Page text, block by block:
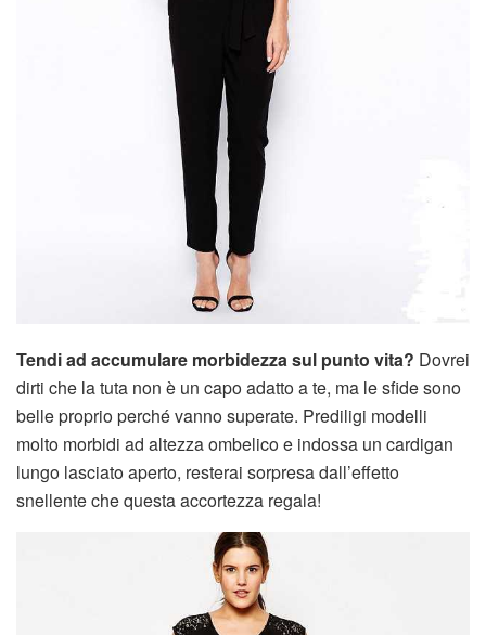
Tendi ad accumulare morbidezza sul punto vita? Dovrei
dirti che la tuta non è un capo adatto a te, ma le sfide sono
belle proprio perché vanno superate. Prediligi modelli
molto morbidi ad altezza ombelico e indossa un cardigan
lungo lasciato aperto, resterai sorpresa dall’effetto
snellente che questa accortezza regala!